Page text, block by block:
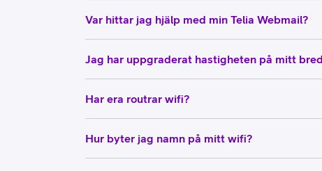
Var hittar jag hjälp med min Telia Webmail?
Jag har uppgraderat hastigheten på mitt
Har era routrar wifi?
Hur byter jag namn på mitt wifi?